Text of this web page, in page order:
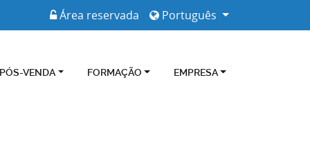
Português
Área reservada
VENDA FORMAÇÃO EMPRESA